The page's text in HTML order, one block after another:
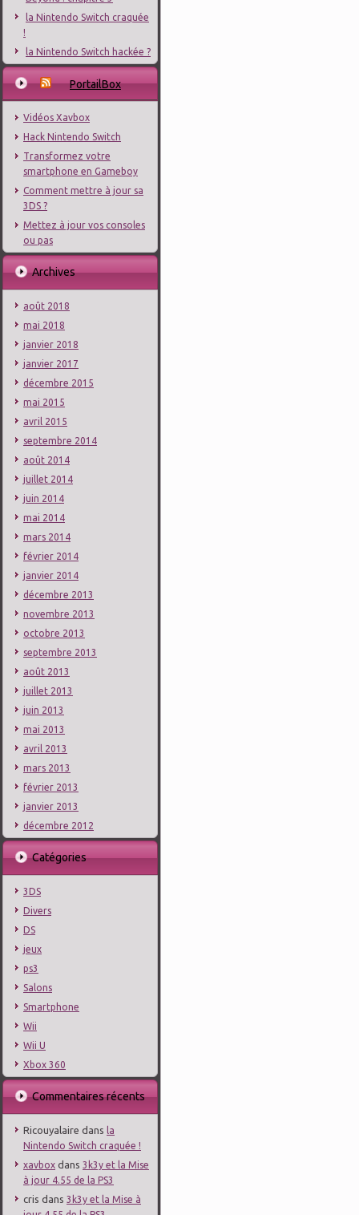
la Nintendo Switch craquée
!
la Nintendo Switch hackée ?
PortailBox
Vidéos Xavbox
Hack Nintendo Switch
Transformez votre
smartphone en Gameboy
Comment mettre à jour sa
3DS ?
Mettez à jour vos consoles
ou pas
Archives
août 2018
mai 2018
janvier 2018
janvier 2017
décembre 2015
mai 2015
avril 2015
septembre 2014
août 2014
juillet 2014
juin 2014
mai 2014
mars 2014
février 2014
janvier 2014
décembre 2013
novembre 2013
octobre 2013
septembre 2013
août 2013
juillet 2013
juin 2013
mai 2013
avril 2013
mars 2013
février 2013
janvier 2013
décembre 2012
Catégories
3DS
Divers
DS
jeux
ps3
Salons
Smartphone
Wii
Wii U
Xbox 360
Commentaires récents
Ricouyalaire dans la
Nintendo Switch craquée !
xavbox dans 3k3y et la Mise
à jour 4.55 de la PS3
cris dans 3k3y et la Mise à